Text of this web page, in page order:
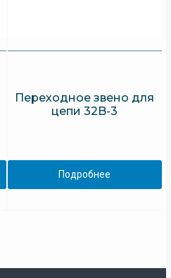
Переходное звено для
цепи 32B-3
Подробнее